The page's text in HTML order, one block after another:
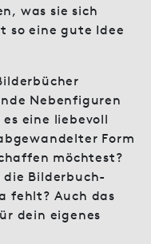
was sie sich
so eine gute Idee
Nebenfiguren
eine liebevoll
Form
möchtest?
Bilderbuch-
fehlt? Auch das
dein eigenes